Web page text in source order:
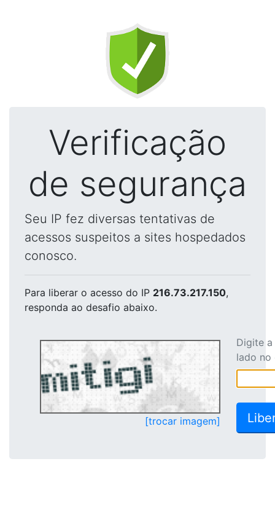
Verificação
de segurança
Seu IP fez diversas tentativas de
acessos suspeitos a sites hospedados
conosco.
Para liberar o acesso do IP 216.73.217.150,
responda ao desafio abaixo.
[trocar imagem]
Digite
lado no